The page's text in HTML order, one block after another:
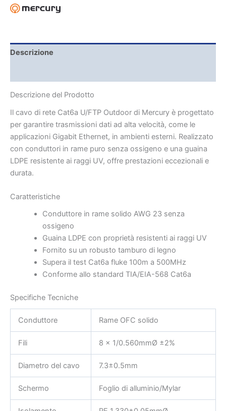
Descrizione
Descrizione del Prodotto
Il cavo di rete Cat6a U/FTP Outdoor di Mercury è progettato
per garantire trasmissioni dati ad alta velocità, come le
applicazioni Gigabit Ethernet, in ambienti esterni. Realizzato
con conduttori in rame puro senza ossigeno e una guaina
LDPE resistente ai raggi UV, offre prestazioni eccezionali e
durata.
Caratteristiche
Conduttore in rame solido AWG 23 senza
ossigeno
Guaina LDPE con proprietà resistenti ai raggi UV
Fornito su un robusto tamburo di legno
Supera il test Cat6a fluke 100m a 500MHz
Conforme allo standard TIA/EIA-568 Cat6a
Specifiche Tecniche
Conduttore Rame OFC solido
Fili 8 x 1/0.560mmØ ±2%
Diametro del cavo 7.3±0.5mm
Schermo Foglio di alluminio/Mylar